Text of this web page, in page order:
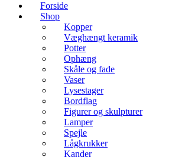
Forside
Shop
Kopper
Væghængt keramik
Potter
Ophæng
Skåle og fade
Vaser
Lysestager
Bordflag
Figurer og skulpturer
Lamper
Spejle
Lågkrukker
Kander